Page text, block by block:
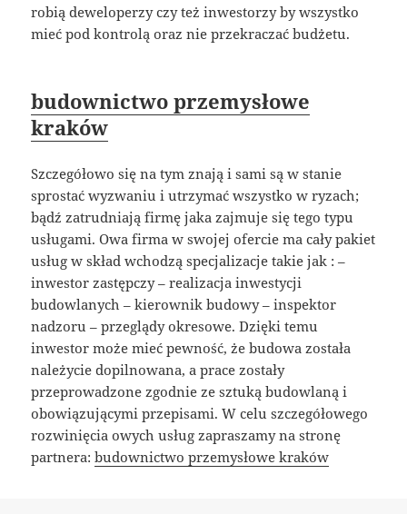
robią deweloperzy czy też inwestorzy by wszystko
mieć pod kontrolą oraz nie przekraczać budżetu.
budownictwo przemysłowe
kraków
Szczegółowo się na tym znają i sami są w stanie
sprostać wyzwaniu i utrzymać wszystko w ryzach;
bądź zatrudniają firmę jaka zajmuje się tego typu
usługami. Owa firma w swojej ofercie ma cały pakiet
usług w skład wchodzą specjalizacje takie jak : –
inwestor zastępczy – realizacja inwestycji
budowlanych – kierownik budowy – inspektor
nadzoru – przeglądy okresowe. Dzięki temu
inwestor może mieć pewność, że budowa została
należycie dopilnowana, a prace zostały
przeprowadzone zgodnie ze sztuką budowlaną i
obowiązującymi przepisami. W celu szczegółowego
rozwinięcia owych usług zapraszamy na stronę
partnera:budownictwo przemysłowe kraków